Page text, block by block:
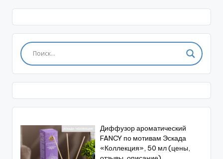
Диффузор ароматический
FANCY по мотивам Эскада
«Коллекция», 50 мл (цены,